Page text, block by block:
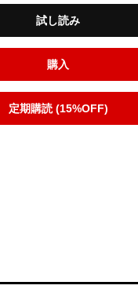
試し読み
購入
定期購読 (15%OFF)